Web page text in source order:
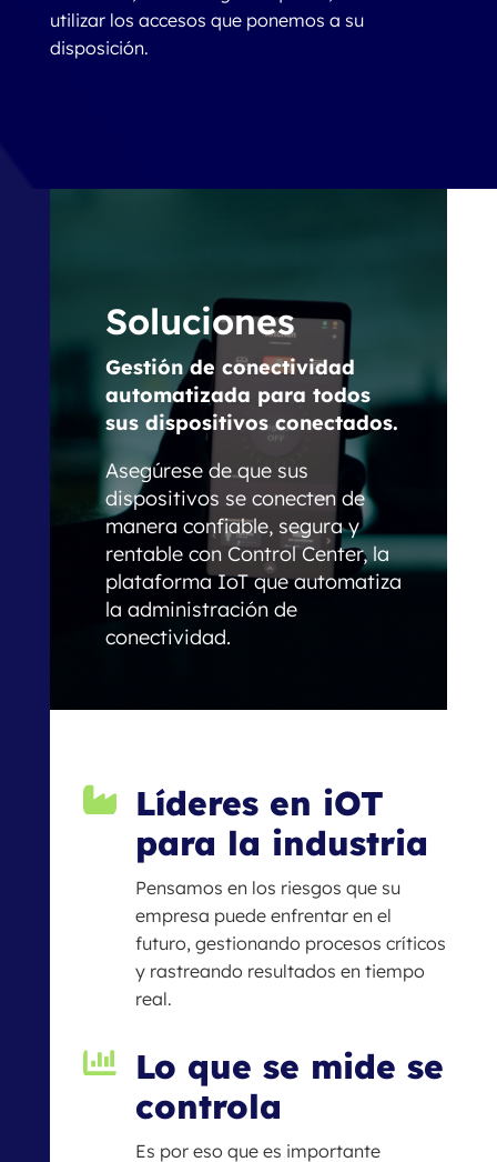
utilizar los accesos que ponemos a su
disposición.
Soluciones
Gestión de conectividad
automatizada para todos
sus dispositivos conectados.
Asegúrese de que sus
dispositivos se conecten de
manera confiable, segura y
rentable con Control Center, la
plataforma IoT que automatiza
la administración de
conectividad.

Líderes en iOT
para la industria
Pensamos en los riesgos que su
empresa puede enfrentar en el
futuro, gestionando procesos críticos
y rastreando resultados en tiempo
real.

Lo que se mide se
controla
Es por eso que es importante